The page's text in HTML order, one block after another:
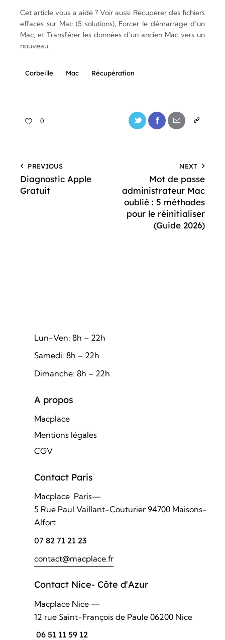
Cet article vous a aidé ? Voir aussi Récupérer des fichiers
effacés sur Mac (5 solutions), Forcer le démarrage d’un
Mac, et Transférer les données d’un ancien Mac vers un
nouveau
Corbeille Mac Récupération
0
PREVIOUS
Diagnostic Apple
Gratuit
NEXT
Mot de passe
administrateur Mac
oublié : 5 méthodes
pour le réinitialiser
(Guide 2026)
Lun-Ven: 8h – 22h
Samedi: 8h – 22h
Dimanche: 8h – 22h
A propos
Macplace
Mentions légales
CGV
Contact Paris
Macplace Paris—
5 Rue Paul Vaillant-Couturier 94700 Maisons-
Alfort
07 82 71 21 23
contact@macplace.fr
Contact Nice- Côte d'Azur
Macplace Nice —
12 rue Saint-François de Paule 06200 Nice
06 51 11 59 12